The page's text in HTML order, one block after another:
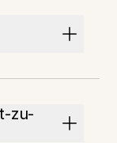
zu-